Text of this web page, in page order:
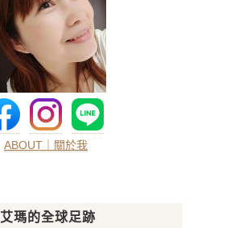
ABOUT｜關於我
艾瑪的全球足跡